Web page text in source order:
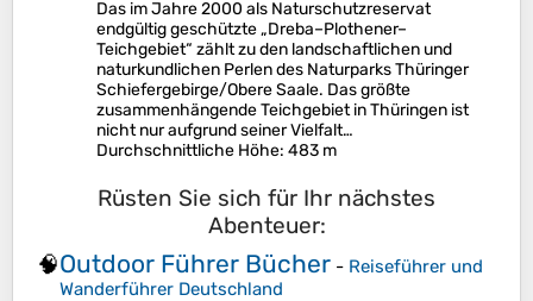
Das im Jahre 2000 als Naturschutzreservat
endgültig geschützte „Dreba–Plothener–
Teichgebiet“ zählt zu den landschaftlichen und
naturkundlichen Perlen des Naturparks Thüringer
Schiefergebirge/Obere Saale. Das größte
zusammenhängende Teichgebiet in Thüringen ist
nicht nur aufgrund seiner Vielfalt…
Durchschnittliche Höhe: 483 m
Rüsten Sie sich für Ihr nächstes
Abenteuer:
🧠Outdoor Führer Bücher - Reiseführer und
Wanderführer Deutschland